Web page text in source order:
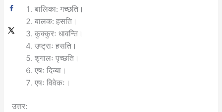
बालिका: गच्छति।
बालक: हसति।
कुक्कुरः धावन्ति।
उष्ट्राः हसति।
शृगालः पृच्छति।
एषः दिव्या।
एषः विवेकः।
उत्तर: